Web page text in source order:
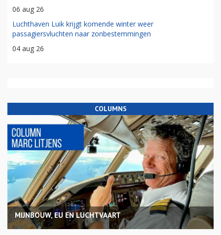
06 aug 26
Luchthaven Luik krijgt komende winter weer
passagiersvluchten naar zonbestemmingen
04 aug 26
COLUMNS
MIJNBOUW, EU EN LUCHTVAART